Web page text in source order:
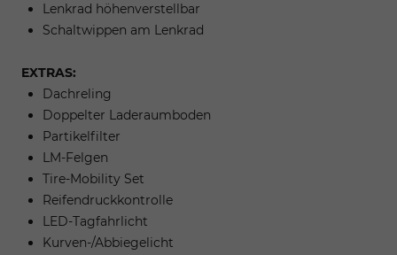
Lenkrad höhenverstellbar
Schaltwippen am Lenkrad
EXTRAS:
Dachreling
Doppelter Laderaumboden
Partikelfilter
LM-Felgen
Tire-Mobility Set
Reifendruckkontrolle
LED-Tagfahrlicht
Kurven-/Abbiegelicht